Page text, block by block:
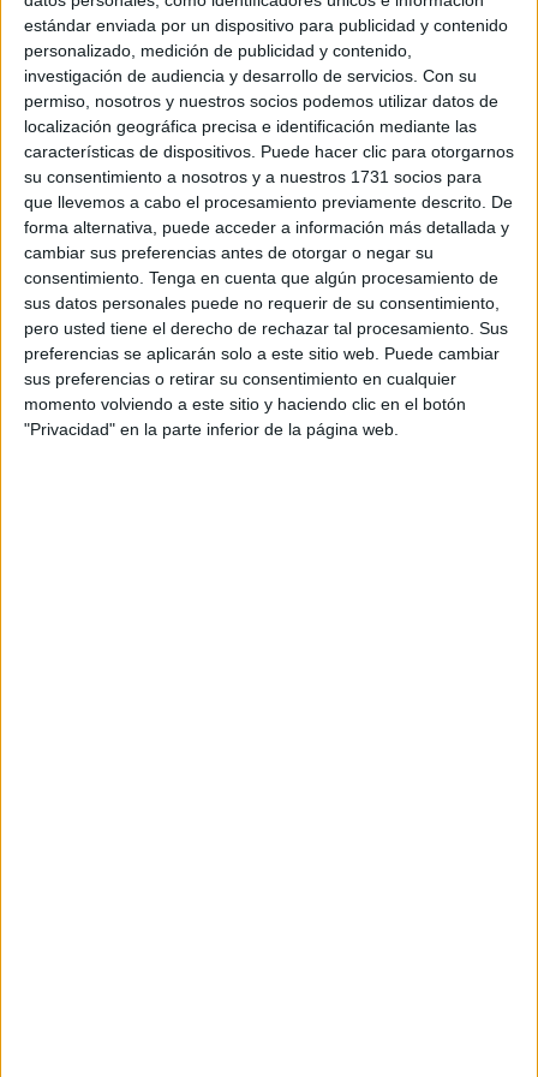
estándar enviada por un dispositivo para publicidad y contenido
personalizado, medición de publicidad y contenido,
investigación de audiencia y desarrollo de servicios. Con su
permiso, nosotros y nuestros socios podemos utilizar datos de
localización geográfica precisa e identificación mediante las
características de dispositivos. Puede hacer clic para otorgarnos
su consentimiento a nosotros y a nuestros 1731 socios para
que llevemos a cabo el procesamiento previamente descrito. De
forma alternativa, puede acceder a información más detallada y
cambiar sus preferencias antes de otorgar o negar su
consentimiento. Tenga en cuenta que algún procesamiento de
sus datos personales puede no requerir de su consentimiento,
pero usted tiene el derecho de rechazar tal procesamiento. Sus
preferencias se aplicarán solo a este sitio web. Puede cambiar
sus preferencias o retirar su consentimiento en cualquier
momento volviendo a este sitio y haciendo clic en el botón
"Privacidad" en la parte inferior de la página web.
"Venir a Ceuta supone el
cumplimiento de un
compromiso que adquirí
hace tiempo"
–¿Se puede considerar a Ceuta una zona especial para
poder tener acceso a más espectáculos culturales de
primera línea?
–Ceuta es una de las ciudades que forman parte del
programa Platea, que puso en marcha el Ministerio de
Cultura hace justo ahora 10 años. Es el Programa Estatal
de Circulación de Espectáculos de Artes Escénicas en